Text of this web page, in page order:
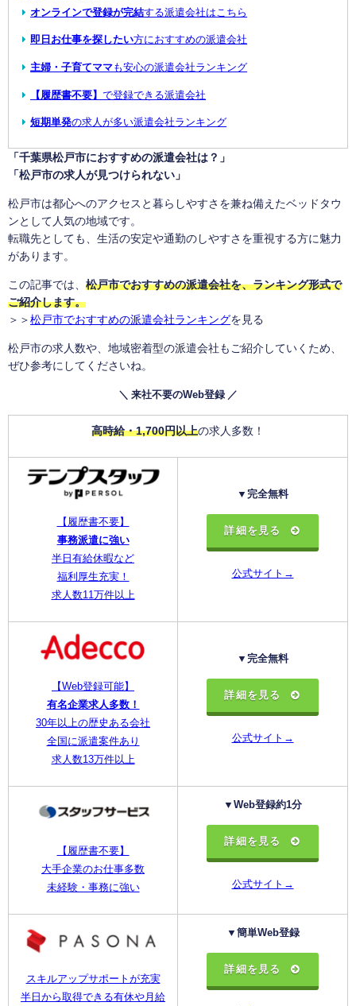
オンラインで登録が完結する派遣会社はこちら
即日お仕事を探したい方におすすめの派遣会社
主婦・子育てママも安心の派遣会社ランキング
【履歴書不要】で登録できる派遣会社
短期単発の求人が多い派遣会社ランキング
「千葉県松戸市におすすめの派遣会社は？」
「松戸市の求人が見つけられない」
松戸市は都心へのアクセスと暮らしやすさを兼ね備えたベッドタウ
ンとして人気の地域です。
転職先としても、生活の安定や通勤のしやすさを重視する方に魅力
があります。
この記事では、 松戸市でおすすめの派遣会社を、ランキング形式で
ご紹介します。
＞＞ 松戸市でおすすめの派遣会社ランキングを見る
松戸市の求人数や、地域密着型の派遣会社もご紹介していくため、
ぜひ参考にしてくださいね。
＼ 来社不要のWeb登録 ／
高時給・1,700円以上の求人多数！
【履歴書不要】
事務派遣に強い
半日有給休暇など
福利厚生充実！
求人数11万件以上
▼完全無料
詳細を見る
公式サイト→
【Web登録可能】
有名企業求人多数！
30年以上の歴史ある会社
全国に派遣案件あり
求人数13万件以上
▼完全無料
詳細を見る
公式サイト→
【履歴書不要】
大手企業のお仕事多数
未経験・事務に強い
▼Web登録約1分
詳細を見る
公式サイト→
スキルアップサポートが充実
半日から取得できる有休や月給
▼簡単Web登録
詳細を見る